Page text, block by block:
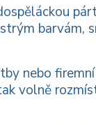
barvám,
nebo
volně